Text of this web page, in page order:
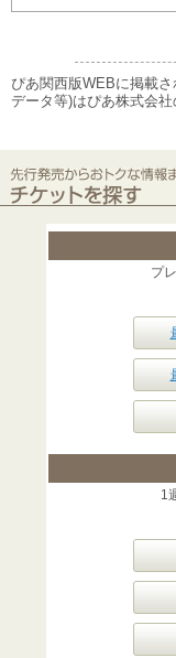
ぴあ関西版WEBに掲載
データ等)はぴあ株式会
プ
1